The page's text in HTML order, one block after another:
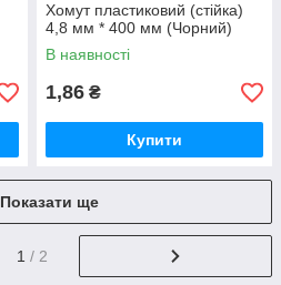
Хомут пластиковий (стійка)
4,8 мм * 400 мм (Чорний)
В наявності
1,86 ₴
Купити
Показати ще
1 / 2